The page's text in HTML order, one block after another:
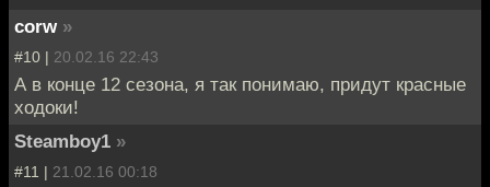
corw »
#10 | 20.02.16 22:43
А в конце 12 сезона, я так понимаю, придут красные
ходоки!
Steamboy1 »
#11 | 21.02.16 00:18